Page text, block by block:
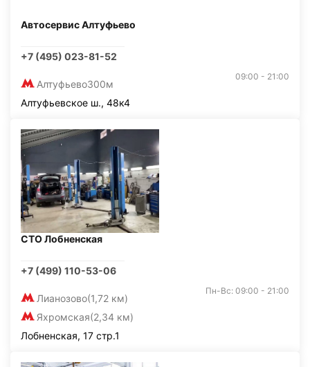
Автосервис Алтуфьево
+7 (495) 023-81-52
Алтуфьево300м
09:00 - 21:00
Алтуфьевское ш., 48к4
СТО Лобненская
+7 (499) 110-53-06
Лианозово(1,72 км)
Яхромская(2,34 км)
Пн-Вс: 09:00 - 21:00
Лобненская, 17 стр.1